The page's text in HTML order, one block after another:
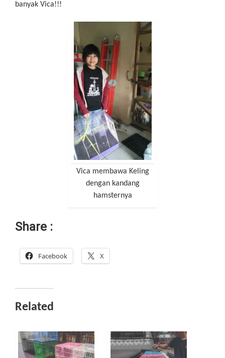
banyak Vica!!!
Vica membawa Keling
dengan kandang
hamsternya
Share :
Facebook X
Related